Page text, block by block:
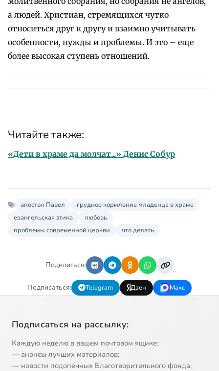
а людей. Христиан, стремящихся чутко
относиться друг к другу и взаимно учитывать
особенности, нужды и проблемы. И это – еще
более высокая ступень отношений.
Читайте также:
«Дети в храме да молчат...» Денис Собур
апостол Павел
грудное кормление младенца в храме
евангельская этика
любовь
проблемы современной церкви
что делать
Поделиться:
Подписаться: Telegram Дзен Макс
Подписаться на рассылку:
Каждую неделю в вашем почтовом ящике:
— анонсы лучших материалов;
— новости подопечных Благотворительного фонда;